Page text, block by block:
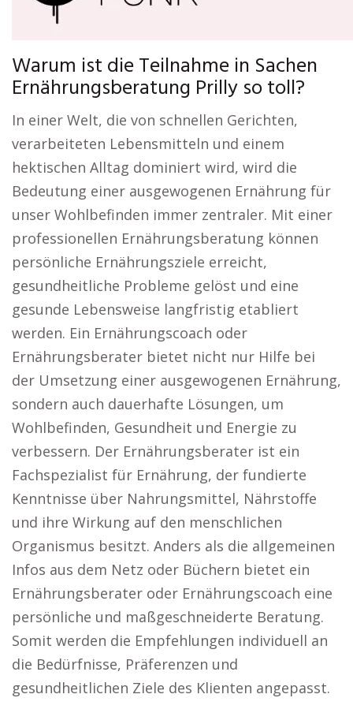
Warum ist die Teilnahme in Sachen
Ernährungsberatung Prilly so toll?
In einer Welt, die von schnellen Gerichten,
verarbeiteten Lebensmitteln und einem
hektischen Alltag dominiert wird, wird die
Bedeutung einer ausgewogenen Ernährung für
unser Wohlbefinden immer zentraler. Mit einer
professionellen Ernährungsberatung können
persönliche Ernährungsziele erreicht,
gesundheitliche Probleme gelöst und eine
gesunde Lebensweise langfristig etabliert
werden. Ein Ernährungscoach oder
Ernährungsberater bietet nicht nur Hilfe bei
der Umsetzung einer ausgewogenen Ernährung,
sondern auch dauerhafte Lösungen, um
Wohlbefinden, Gesundheit und Energie zu
verbessern. Der Ernährungsberater ist ein
Fachspezialist für Ernährung, der fundierte
Kenntnisse über Nahrungsmittel, Nährstoffe
und ihre Wirkung auf den menschlichen
Organismus besitzt. Anders als die allgemeinen
Infos aus dem Netz oder Büchern bietet ein
Ernährungsberater oder Ernährungscoach eine
persönliche und maßgeschneiderte Beratung.
Somit werden die Empfehlungen individuell an
die Bedürfnisse, Präferenzen und
gesundheitlichen Ziele des Klienten angepasst.